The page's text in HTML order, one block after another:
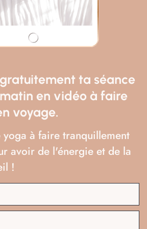
à faire trouver où dormir car
réserve plus à l’avance. Tony
à Cienfuegos, m’a donné
un nom. J’essaie donc de
voir si ça me convient.
car personne ne répond, la
sombre, j’hésite à tourner
ta séance
en vidéo à faire
voyage.
à faire tranquillement
avoir de l'énergie et de la
!